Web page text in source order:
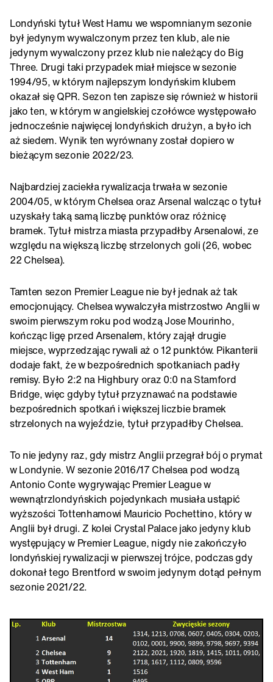
Londyński tytuł West Hamu we wspomnianym sezonie
był jedynym wywalczonym przez ten klub, ale nie
jedynym wywalczony przez klub nie należący do Big
Three. Drugi taki przypadek miał miejsce w sezonie
1994/95, w którym najlepszym londyńskim klubem
okazał się QPR. Sezon ten zapisze się również w historii
jako ten, w którym w angielskiej czołówce występowało
jednocześnie najwięcej londyńskich drużyn, a było ich
aż siedem. Wynik ten wyrównany został dopiero w
bieżącym sezonie 2022/23.
Najbardziej zaciekła rywalizacja trwała w sezonie
2004/05, w którym Chelsea oraz Arsenal walcząc o tytuł
uzyskały taką samą liczbę punktów oraz różnicę
bramek. Tytuł mistrza miasta przypadłby Arsenalowi, ze
względu na większą liczbę strzelonych goli (26, wobec
22 Chelsea).
Tamten sezon Premier League nie był jednak aż tak
emocjonujący. Chelsea wywalczyła mistrzostwo Anglii w
swoim pierwszym roku pod wodzą Jose Mourinho,
kończąc ligę przed Arsenalem, który zajął drugie
miejsce, wyprzedzając rywali aż o 12 punktów. Pikanterii
dodaje fakt, że w bezpośrednich spotkaniach padły
remisy. Było 2:2 na Highbury oraz 0:0 na Stamford
Bridge, więc gdyby tytuł przyznawać na podstawie
bezpośrednich spotkań i większej liczbie bramek
strzelonych na wyjeździe, tytuł przypadłby Chelsea.
To nie jedyny raz, gdy mistrz Anglii przegrał bój o prymat
w Londynie. W sezonie 2016/17 Chelsea pod wodzą
Antonio Conte wygrywając Premier League w
wewnątrzlondyńskich pojedynkach musiała ustąpić
wyższości Tottenhamowi Mauricio Pochettino, który w
Anglii był drugi. Z kolei Crystal Palace jako jedyny klub
występujący w Premier League, nigdy nie zakończyło
londyńskiej rywalizacji w pierwszej trójce, podczas gdy
dokonał tego Brentford w swoim jedynym dotąd pełnym
sezonie 2021/22.